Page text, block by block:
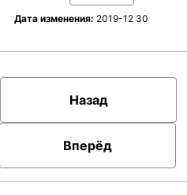
Дата изменения: 2019-12 30
Назад
Вперёд